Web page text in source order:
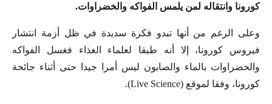
كورونا وانتقاله لمن يلمس الفواكه والخضراوات.
وعلى الرغم من أنها تبدو فكرة سديدة في ظل أزمة انتشار
فيروس كورونا، إلا أنه طبقا لعلماء الغذاء فغسل الفواكه
والخضراوات بالماء والصابون ليس أمرا جيدا حتى أثناء جائحة
كورونا، وفقا لموقع (Live Science).